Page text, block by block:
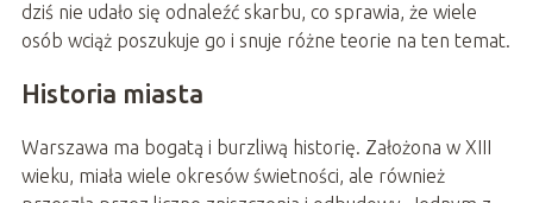
dziś nie udało się odnaleźć skarbu, co sprawia, że wiele
osób wciąż poszukuje go i snuje różne teorie na ten temat.
Historia miasta
Warszawa ma bogatą i burzliwą historię. Założona w XIII
wieku, miała wiele okresów świetności, ale również